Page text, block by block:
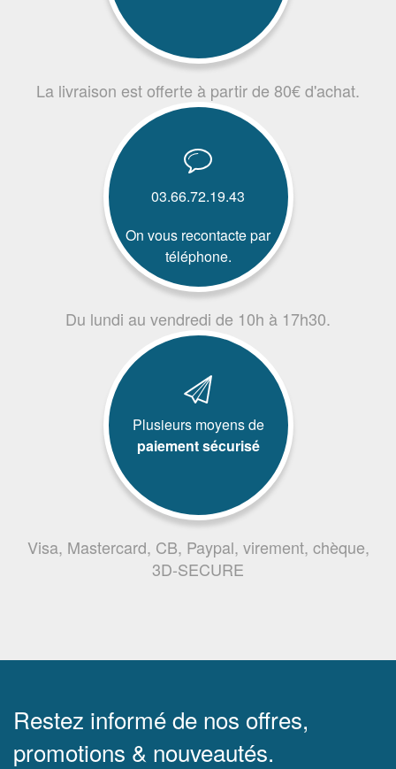
La livraison est offerte à partir de 80€ d'achat.
03.66.72.19.43
On vous recontacte par
téléphone.
Du lundi au vendredi de 10h à 17h30.
Plusieurs moyens de
paiement sécurisé
Visa, Mastercard, CB, Paypal, virement, chèque,
3D-SECURE
Restez informé de nos offres,
promotions & nouveautés.